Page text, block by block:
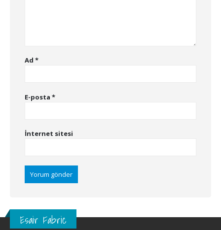
Ad *
E-posta *
İnternet sitesi
Esair Fabric